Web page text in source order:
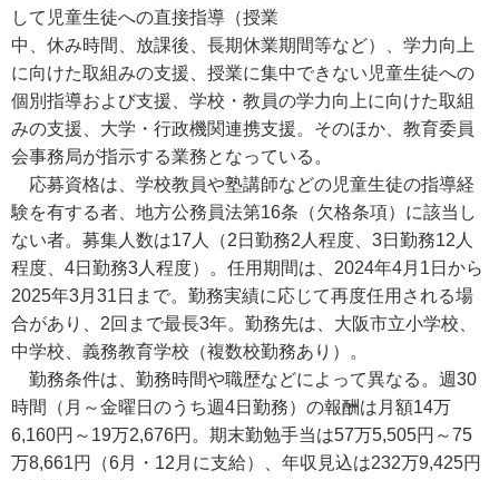
して児童生徒への直接指導（授業
中、休み時間、放課後、長期休業期間等など）、学力向上
に向けた取組みの支援、授業に集中できない児童生徒への
個別指導および支援、学校・教員の学力向上に向けた取組
みの支援、大学・行政機関連携支援。そのほか、教育委員
会事務局が指示する業務となっている。
応募資格は、学校教員や塾講師などの児童生徒の指導経
験を有する者、地方公務員法第16条（欠格条項）に該当し
ない者。募集人数は17人（2日勤務2人程度、3日勤務12人
程度、4日勤務3人程度）。任用期間は、2024年4月1日から
2025年3月31日まで。勤務実績に応じて再度任用される場
合があり、2回まで最長3年。勤務先は、大阪市立小学校、
中学校、義務教育学校（複数校勤務あり）。
勤務条件は、勤務時間や職歴などによって異なる。週30
時間（月～金曜日のうち週4日勤務）の報酬は月額14万
6,160円～19万2,676円。期末勤勉手当は57万5,505円～75
万8,661円（6月・12月に支給）、年収見込は232万9,425円